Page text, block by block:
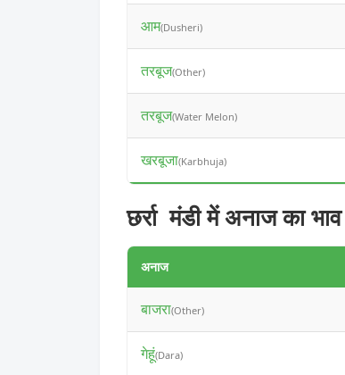
आम(Dusheri)
तरबूज(Other)
तरबूज(Water Melon)
खरबूजा(Karbhuja)
छर्रा मंडी में अनाज का भाव
अनाज
बाजरा(Other)
गेहूं(Dara)